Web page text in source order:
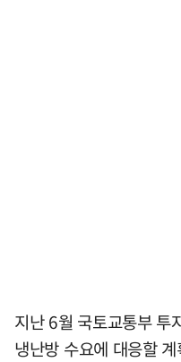
지난 6월 국토교통부 투
냉난방 수요에 대응할